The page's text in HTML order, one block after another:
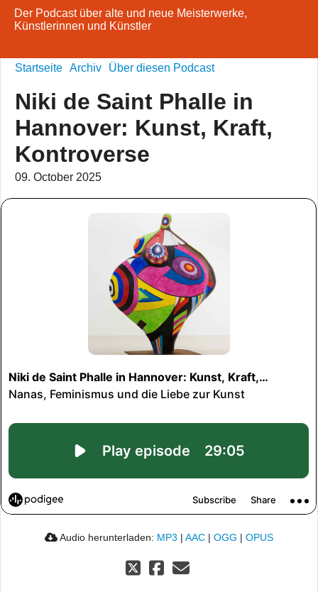
Der Podcast über alte und neue Meisterwerke,
Künstlerinnen und Künstler
Startseite Archiv Über diesen Podcast
Niki de Saint Phalle in
Hannover: Kunst, Kraft,
Kontroverse
09. October 2025
Audio herunterladen: MP3 | AAC | OGG | OPUS